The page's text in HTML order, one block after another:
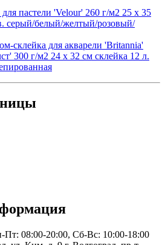
пастели 'Velour' 260 г/м2 25 х 35
серый/белый/желтый/розовый/
склейка для акварели 'Britannia'
300 г/м2 24 х 32 см склейка 12 л.
Пт: 08:00-20:00, Сб-Вс: 10:00-18:00